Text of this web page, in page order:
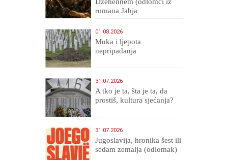
romana Jahja
01.08.2026
Muka i ljepota
nepripadanja
31.07.2026
A tko je ta, šta je ta, da
prostiš, kultura sjećanja?
31.07.2026
Jugoslavija, hronika šest ili
sedam zemalja (odlomak)